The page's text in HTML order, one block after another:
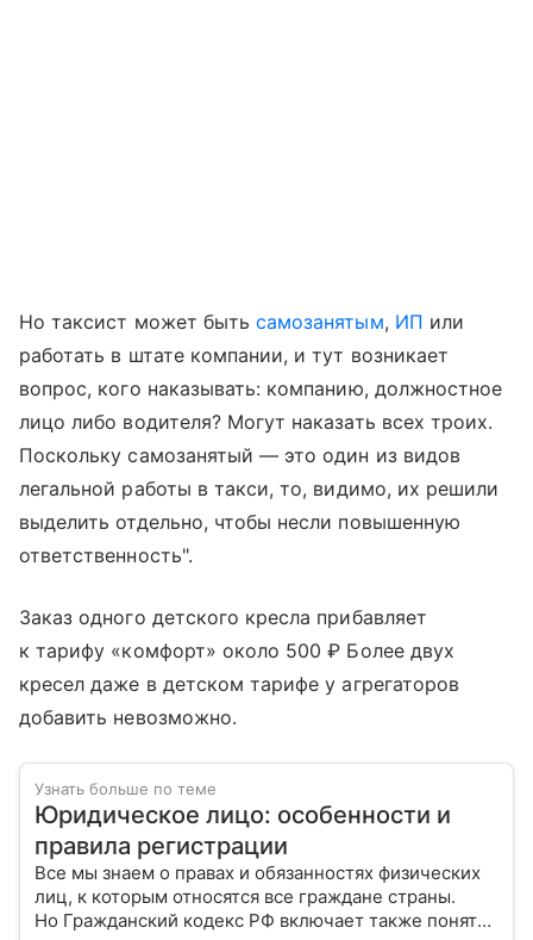
Но таксист может бытьсамозанятым, ИП или
работать в штате компании, и тут возникает
вопрос, кого наказывать: компанию, должностное
лицо либо водителя? Могут наказать всех троих.
Поскольку самозанятый — это один из видов
легальной работы в такси, то, видимо, их решили
выделить отдельно, чтобы несли повышенную
ответственность".
Заказ одного детского кресла прибавляет
к тарифу «комфорт» около 500 ₽ Более двух
кресел даже в детском тарифе у агрегаторов
добавить невозможно.
Узнать больше по теме
Юридическое лицо: особенности и
правила регистрации
Все мы знаем о правах и обязанностях физических
лиц, к которым относятся все граждане страны.
Но Гражданский кодекс РФ включает также понятие